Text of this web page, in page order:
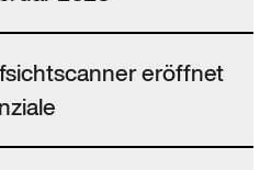
eröffnet